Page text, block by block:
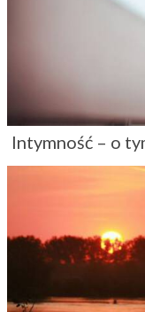
Intymność – o